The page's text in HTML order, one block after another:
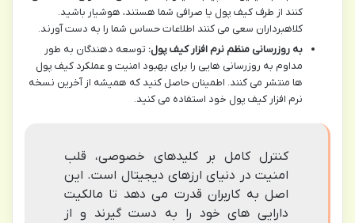
کنند از طرف کیف پول یا صرافی شما هستند، هوشیار باشید.
کلاهبرداران سعی می کنند اطلاعات حساس شما را به دست آورند.
به روزرسانی منظم نرم افزار کیف پول: توسعه دهندگان به طور
مداوم به روزرسانی هایی را برای بهبود امنیت و عملکرد کیف پول
ها منتشر می کنند. اطمینان حاصل کنید که همیشه از آخرین نسخه
نرم افزار کیف پول خود استفاده می کنید.
کنترل کامل بر کلیدهای خصوصی، قلب
امنیت در دنیای ارزهای دیجیتال است. این
اصل به کاربران قدرت می دهد تا مالکیت
دارایی های خود را به دست گیرند و از